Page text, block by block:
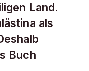
Land.
als
Buch